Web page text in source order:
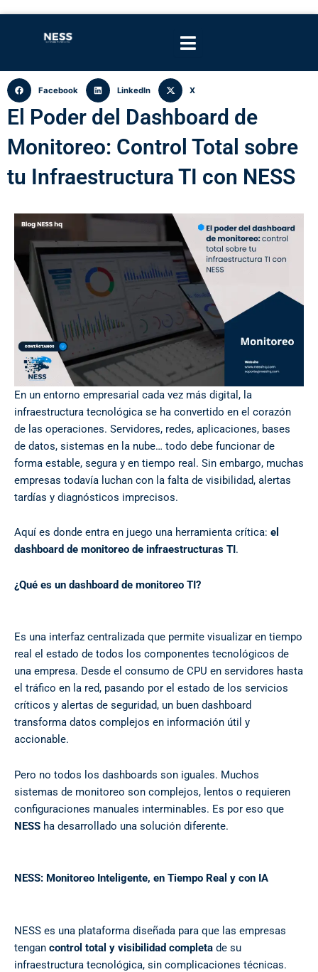
Facebook LinkedIn X
El Poder del Dashboard de
Monitoreo: Control Total sobre
tu Infraestructura TI con NESS
En un entorno empresarial cada vez más digital, la
infraestructura tecnológica se ha convertido en el corazón
de las operaciones. Servidores, redes, aplicaciones, bases
de datos, sistemas en la nube… todo debe funcionar de
forma estable, segura y en tiempo real. Sin embargo, muchas
empresas todavía luchan con la falta de visibilidad, alertas
tardías y diagnósticos imprecisos.
Aquí es donde entra en juego una herramienta crítica: el
dashboard de monitoreo de infraestructuras TI.
¿Qué es un dashboard de monitoreo TI?
Es una interfaz centralizada que permite visualizar en tiempo
real el estado de todos los componentes tecnológicos de
una empresa. Desde el consumo de CPU en servidores hasta
el tráfico en la red, pasando por el estado de los servicios
críticos y alertas de seguridad, un buen dashboard
transforma datos complejos en información útil y
accionable.
Pero no todos los dashboards son iguales. Muchos
sistemas de monitoreo son complejos, lentos o requieren
configuraciones manuales interminables. Es por eso que
NESS ha desarrollado una solución diferente.
NESS: Monitoreo Inteligente, en Tiempo Real y con IA
NESS es una plataforma diseñada para que las empresas
tengan control total y visibilidad completa de su
infraestructura tecnológica, sin complicaciones técnicas.